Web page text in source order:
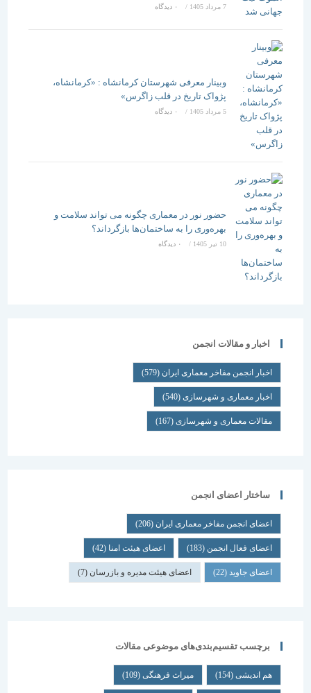
/ ۰ دیدگاه
وبینار معرفی شهرستان کرمانشاه : «کرمانشاه،
پژواک تاریخ در قلب زاگرس»
5 مرداد 1405 / ۰ دیدگاه
حضور نور در معماری چگونه می تواند سلامت و
بهره‌وری را به ساختمان‌ها بازگرداند؟
/ ۰ دیدگاه
اخبار و مقالات انجمن
اخبار انجمن مفاخر معماری ایران (579)
اخبار معماری و شهرسازی(540)
مقالات معماری و شهرسازی(167)
ساختار اعضای انجمن
اعضای انجمن مفاخر معماری ایران (206)
اعضای فعال انجمن(183) اعضای هیئت امنا(42)
اعضای جاوید(22) اعضای هیئت مدیره و بازرسان(7)
برچسب تقسیم‌بندی‌های موضوعی مقالات
هم اندیشی (154) میراث فرهنگی (109)